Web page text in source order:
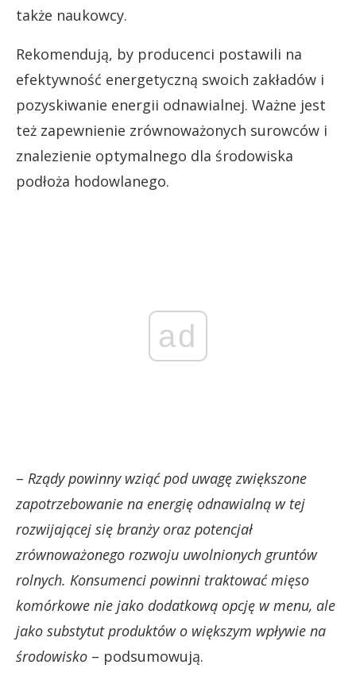
także naukowcy.
Rekomendują, by producenci postawili na
efektywność energetyczną swoich zakładów i
pozyskiwanie energii odnawialnej. Ważne jest
też zapewnienie zrównoważonych surowców i
znalezienie optymalnego dla środowiska
podłoża hodowlanego.
ad
– Rządy powinny wziąć pod uwagę zwiększone
zapotrzebowanie na energię odnawialną w tej
rozwijającej się branży oraz potencjał
zrównoważonego rozwoju uwolnionych gruntów
rolnych. Konsumenci powinni traktować mięso
komórkowe nie jako dodatkową opcję w menu, ale
jako substytut produktów o większym wpływie na
środowisko – podsumowują.